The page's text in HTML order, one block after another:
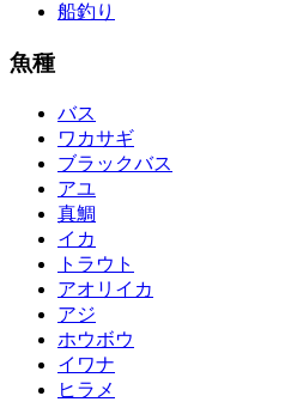
船釣り
魚種
バス
ワカサギ
ブラックバス
アユ
真鯛
イカ
トラウト
アオリイカ
アジ
ホウボウ
イワナ
ヒラメ